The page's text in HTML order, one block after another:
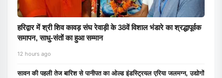
हरिद्वार में श्री शिव कावड़ संघ रेवाड़ी के 38वें विशाल भंडारे का श्रद्धापूर्वक
समापन, साधु-संतों का हुआ सम्मान
12 hours ago
सावन की पहली तेज बारिश से पानीपत का ओल्ड इंडस्ट्रियल एरिया जलमग्न, उद्योगों